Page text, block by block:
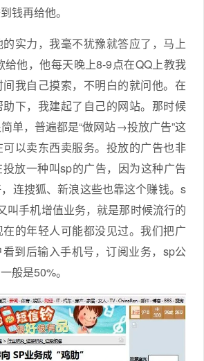
钱再给他。
实力，我毫不犹豫就答应了，马上
给他，他每天晚上8-9点在QQ上教我
我自己摸索，不明白的就问他。在
下，我建起了自己的网站。那时候
单，普遍都是“做网站→投放广告”这
以卖东西卖服务。投放的广告也非
放一种叫sp的广告，因为这种广告
连搜狐、新浪这些也靠这个赚钱。s
叫手机增值业务，就是那时候流行的
的年轻人可能都没见过。我们把广
到后输入手机号，订阅业务，sp公
般是50%。